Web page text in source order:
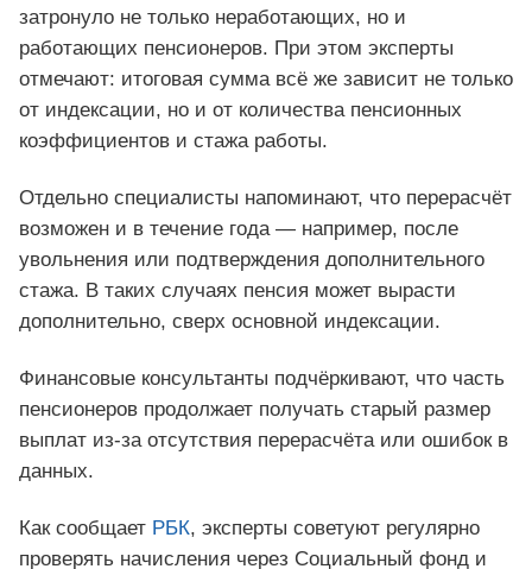
затронуло не только неработающих, но и
работающих пенсионеров. При этом эксперты
отмечают: итоговая сумма всё же зависит не только
от индексации, но и от количества пенсионных
коэффициентов и стажа работы.
Отдельно специалисты напоминают, что перерасчёт
возможен и в течение года — например, после
увольнения или подтверждения дополнительного
стажа. В таких случаях пенсия может вырасти
дополнительно, сверх основной индексации.
Финансовые консультанты подчёркивают, что часть
пенсионеров продолжает получать старый размер
выплат из-за отсутствия перерасчёта или ошибок в
данных.
Как сообщает РБК, эксперты советуют регулярно
проверять начисления через Социальный фонд и